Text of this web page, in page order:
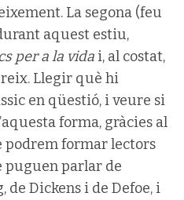
La segona (feu
aquest estiu,
per a la vida i, al costat,
Llegir què hi
en qüestió, i veure si
forma, gràcies al
formar lectors
puguen parlar de
de Dickens i de Defoe, i